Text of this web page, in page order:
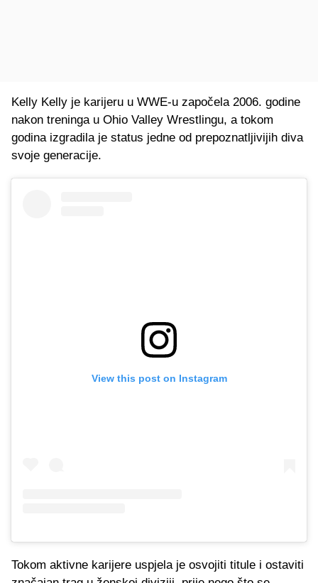
Kelly Kelly je karijeru u WWE-u započela 2006. godine
nakon treninga u Ohio Valley Wrestlingu, a tokom
godina izgradila je status jedne od prepoznatljivijih diva
svoje generacije.
View this post on Instagram
Tokom aktivne karijere uspjela je osvojiti titule i ostaviti